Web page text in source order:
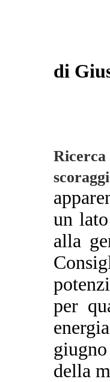
di
un
alla
per
della